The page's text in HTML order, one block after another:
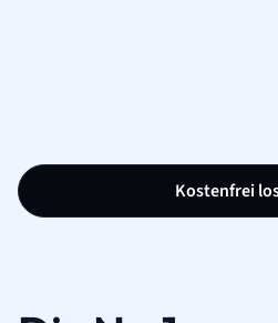
Kostenfrei